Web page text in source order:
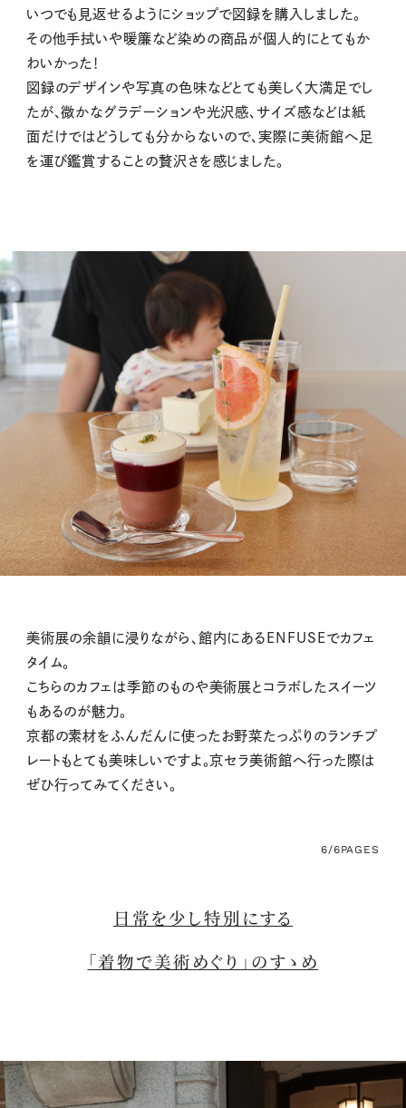
いつでも見返せるようにショップで図録を購入しました。
その他手拭いや暖簾など染めの商品が個人的にとてもか
わいかった！
図録のデザインや写真の色味などとても美しく大満足でし
たが、微かなグラデーションや光沢感、サイズ感などは紙
面だけではどうしても分からないので、実際に美術館へ足
を運び鑑賞することの贅沢さを感じました。
美術展の余韻に浸りながら、館内にあるENFUSEでカフェ
タイム。
こちらのカフェは季節のものや美術展とコラボしたスイーツ
もあるのが魅力。
京都の素材をふんだんに使ったお野菜たっぷりのランチプ
レートもとても美味しいですよ。京セラ美術館へ行った際は
ぜひ行ってみてください。
6/6PAGES
日常を少し特別にする
「着物で美術めぐり」のすゝめ